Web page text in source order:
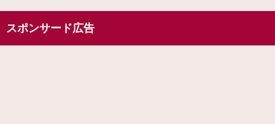
スポンサード広告